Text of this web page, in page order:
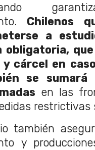
Chilenos
a
obligatoria,
cárcel en
se sumará
en las
restrictivas
también
y